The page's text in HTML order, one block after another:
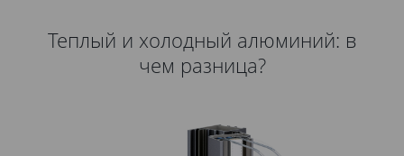
Теплый и холодный алюминий: в
чем разница?